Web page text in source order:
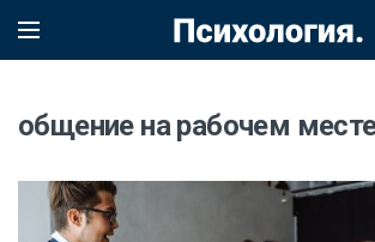
общение на рабочем